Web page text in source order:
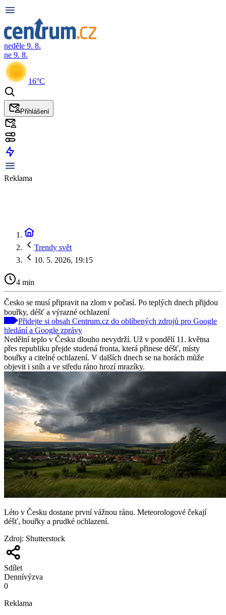
neděle 9. 8.
ne 9. 8.
16°C
Přihlášení
Reklama
Trendy svět
10. 5. 2026, 19:15
4 min
Česko se musí připravit na zlom v počasí. Po teplých dnech přijdou
bouřky, déšť a výrazné ochlazení
Přidejte si obsah Centrum.cz do oblíbených zdrojů pro Google
hledání a Google zprávy
Nedělní teplo v Česku dlouho nevydrží. Už v pondělí 11. května
přes republiku přejde studená fronta, která přinese déšť, místy
bouřky a citelné ochlazení. V dalších dnech se na horách může
objevit i sníh a ve středu ráno hrozí mrazíky.
Léto v Česku dostane první vážnou ránu. Meteorologové čekají
déšť, bouřky a prudké ochlazení.
Zdroj: Shutterstock
Sdílet
Dennívýzva
0
Reklama